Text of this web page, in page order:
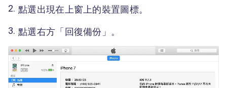
點選出現在上窗上的裝置圖標。
點選右方「回復備份」。